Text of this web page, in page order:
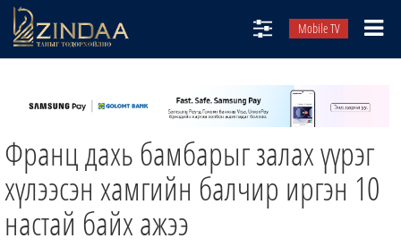
Mobile TV
ТВ8
ӨГЛӨӨНИЙ СОНИН
АУДИО ЗОХИОЛ
ЗИНДАА СЭТГҮҮЛ
Франц дахь бамбарыг залах үүрэг
хүлээсэн хамгийн балчир иргэн 10
настай байх ажээ